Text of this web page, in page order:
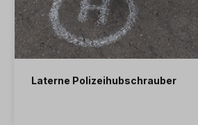
Laterne Polizeihubschrauber